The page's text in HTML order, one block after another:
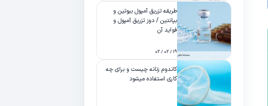
طریقه تزریق آمپول بیوتین و
بپانتین / دوز تزریق آمپول و
فواید آن
۱۹ / ۰۲ / ۰۲
کاندوم زنانه چیست و برای چه
کاری استفاده میشود